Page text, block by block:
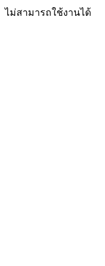
ไม่สามารถใช้งานได้